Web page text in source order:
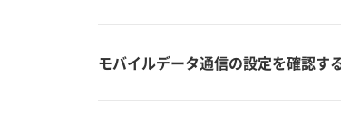
モバイルデータ通信の設定を確認す